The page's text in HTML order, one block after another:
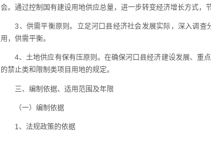
会。通过控制国有建设用地供应总量，进一步转变经济增长方式，
3、供需平衡原则。立足河口县经济社会发展实际，深入调查
用，供需平衡。
4、土地供应有保有压原则。在确保河口县经济建设发展、重点
的禁止类和限制类项目用地的规定。
三、编制依据、适用范围及年限
（一）编制依据
1、法规政策的依据